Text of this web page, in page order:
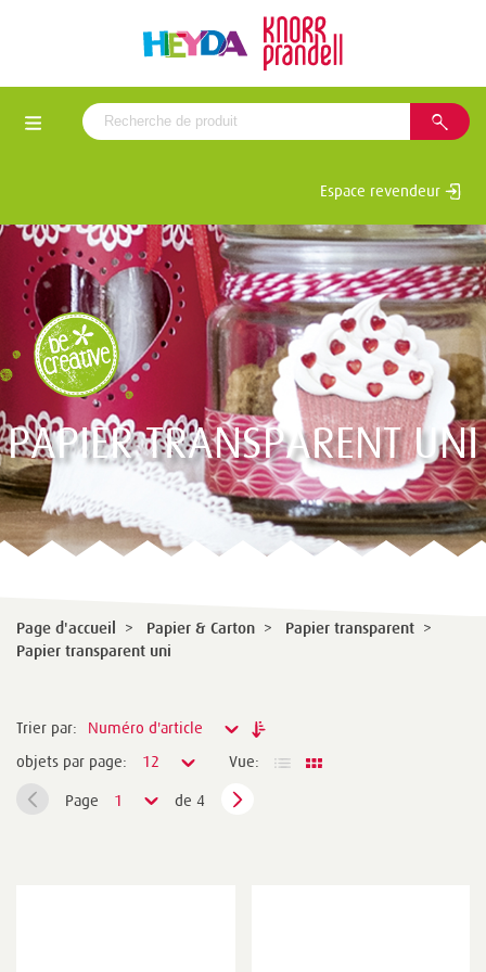
Espace revendeur
PAPIER TRANSPARENT UNI
Page d'accueil > Papier & Carton > Papier transparent >
Papier transparent uni
Trier par:
Numéro d'article
objets par page:
12 Vue:
Page 1 de 4